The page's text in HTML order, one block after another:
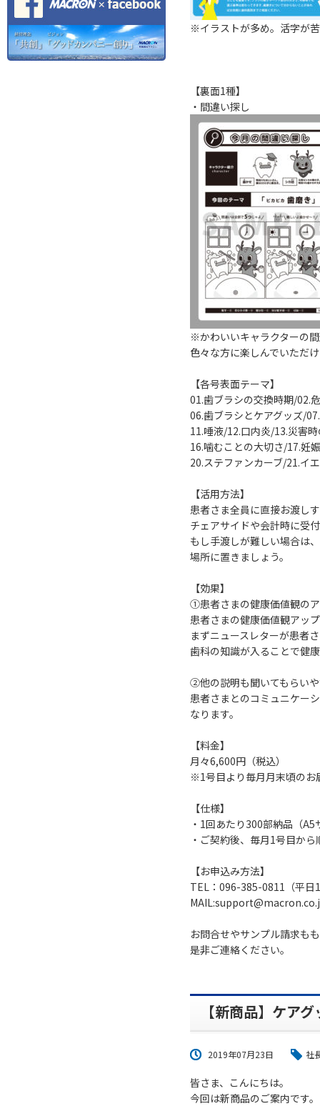
※イラストが多め。活字が
【裏面1種】
・間違い探し
※かわいいキャラクターの
色々な方に楽しんでいただ
【各号表面テーマ】
01.歯ブラシの交換時期/02.
06.歯ブラシとケアグッズ/
11.唾液/12.口内炎/13.災害
16.噛むことの大切さ/17.妊
20.ステファンカーブ/21.イ
【活用方法】
患者さま全員に直接お渡し
チェアサイドや会計時に受
もし手渡しが難しい場合は
場所に置きましょう。
【効果】
①患者さまの健康価値観の
患者さまの健康価値観アッ
まずニュースレターが患者
歯科の知識が入ることで健
②他の説明も聞いてもらい
患者さまとのコミュニケー
なります。
【料金】
月々6,600円（税込）
※1号目より毎月月末頃のお
【仕様】
・1回あたり300部納品（
・ご契約後、毎月1号目から
【お申込み方法】
TEL：096-385-0811（平日
お問合せやサンプル請求も
是非ご連絡ください。
【新商品】ケア
2019年07月23日 社
皆さま、こんにちは。
今回は新商品のご案内です。